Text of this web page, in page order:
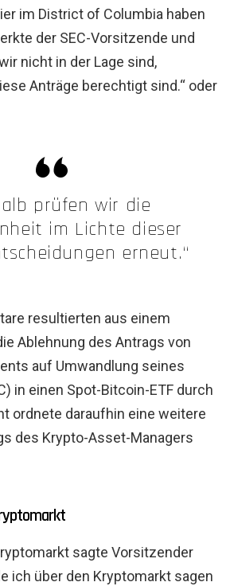
im District of Columbia haben
der SEC-Vorsitzende und
nicht in der Lage sind,
Anträge berechtigt sind.“ oder
prüfen wir die
im Lichte dieser
erneut.“
resultierten aus einem
Ablehnung des Antrags von
auf Umwandlung seines
in einen Spot-Bitcoin-ETF durch
ordnete daraufhin eine weitere
des Krypto-Asset-Managers
sagte Vorsitzender
ich über den Kryptomarkt sagen